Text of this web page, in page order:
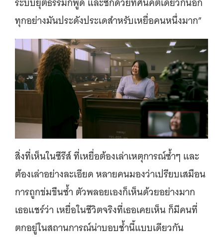
ทุกอย่างมันประดังประเดสำหรับเหยื่อคนหนึ่งมาก”
สิ่งที่เห็นในซีรีส์ ที่เหยื่อต้องเล่าเหตุการณ์ซ้ำๆ และ
ต้องเล่าอย่างละเอียด หลายคนมองว่าเปรียบเสมือน
การถูกข่มขืนซ้ำ ตัวพลอยเองก็เห็นด้วยอย่างมาก
เธอแชร์ว่า เหยื่อในชีวิตจริงที่เธอเคยเห็น ก็มีคนที่
ตกอยู่ในสถานการณ์น่าบอบช้ำนี้แบบเดียวกัน